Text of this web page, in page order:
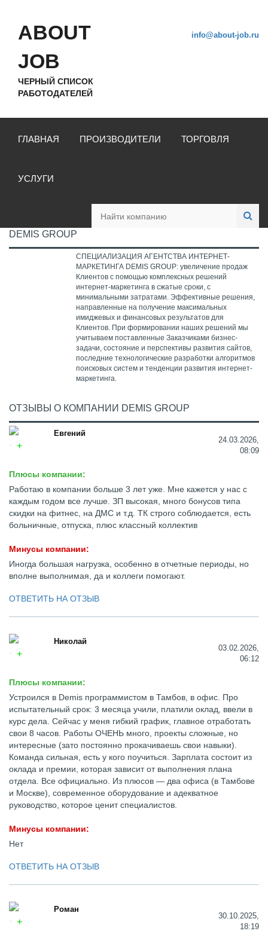
ABOUT
JOB
ЧЕРНЫЙ СПИСОК
РАБОТОДАТЕЛЕЙ
info@about-job.ru
ГЛАВНАЯ ПРОИЗВОДИТЕЛИ ТОРГОВЛЯ
УСЛУГИ
DEMIS GROUP
СПЕЦИАЛИЗАЦИЯ АГЕНТСТВА ИНТЕРНЕТ-
МАРКЕТИНГА DEMIS GROUP: увеличение продаж
Клиентов с помощью комплексных решений
интернет-маркетинга в сжатые сроки, с
минимальными затратами. Эффективные решения,
направленные на получение максимальных
имиджевых и финансовых результатов для
Клиентов. При формировании наших решений мы
учитываем поставленные Заказчиками бизнес-
задачи, состояние и перспективы развития сайтов,
последние технологические разработки алгоритмов
поисковых систем и тенденции развития интернет-
маркетинга.
ОТЗЫВЫ О КОМПАНИИ DEMIS GROUP
Евгений
24.03.2026,
08:09
Плюсы компании:
Работаю в компании больше 3 лет уже. Мне кажется у нас с
каждым годом все лучше. ЗП высокая, много бонусов типа
скидки на фитнес, на ДМС и т.д. ТК строго соблюдается, есть
больничные, отпуска, плюс классный коллектив
Минусы компании:
Иногда большая нагрузка, особенно в отчетные периоды, но
вполне выполнимая, да и коллеги помогают.
ОТВЕТИТЬ НА ОТЗЫВ
Николай
03.02.2026,
06:12
Плюсы компании:
Устроился в Demis программистом в Тамбов, в офис. Про
испытательный срок: 3 месяца учили, платили оклад, ввели в
курс дела. Сейчас у меня гибкий график, главное отработать
свои 8 часов. Работы ОЧЕНЬ много, проекты сложные, но
интересные (зато постоянно прокачиваешь свои навыки).
Команда сильная, есть у кого поучиться. Зарплата состоит из
оклада и премии, которая зависит от выполнения плана
отдела. Все официально. Из плюсов — два офиса (в Тамбове
и Москве), современное оборудование и адекватное
руководство, которое ценит специалистов.
Минусы компании:
Нет
ОТВЕТИТЬ НА ОТЗЫВ
Роман
30.10.2025,
18:19